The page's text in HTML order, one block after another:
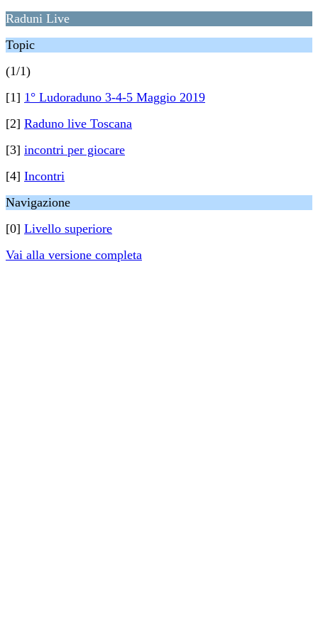
Raduni Live
Topic
(1/1)
[1] 1° Ludoraduno 3-4-5 Maggio 2019
[2] Raduno live Toscana
[3] incontri per giocare
[4] Incontri
Navigazione
[0] Livello superiore
Vai alla versione completa